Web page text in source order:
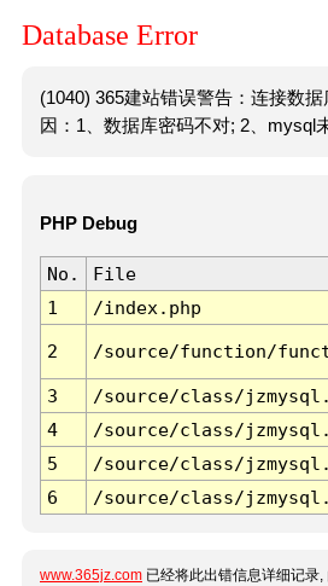
Database Error
(1040) 365建站错误警告：连接数
因：1、数据库密码不对; 2、mysql
PHP Debug
No. File
1
/index.php
2 /source/function/
3 /source/class/
4
/source/class/
5
/source/class/
6
/source/class/
www.365jz.com 已经将此出错信息详细记录